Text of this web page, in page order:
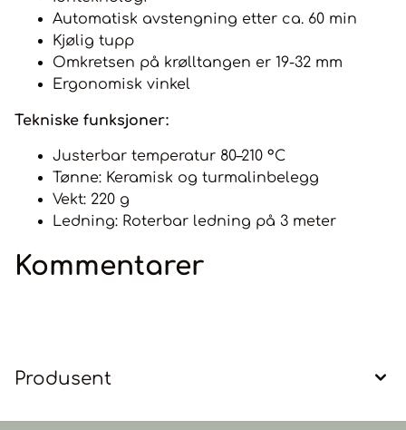
Automatisk avstengning etter ca. 60 min
Kjølig tupp
Omkretsen på krølltangen er 19-32 mm
Ergonomisk vinkel
Tekniske funksjoner:
Justerbar temperatur 80–210 °C
Tønne: Keramisk og turmalinbelegg
Vekt: 220 g
Ledning: Roterbar ledning på 3 meter
Kommentarer
Produsent